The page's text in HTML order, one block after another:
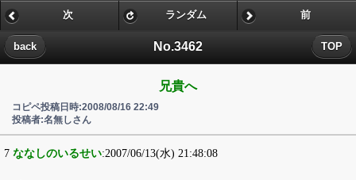
No.3462
back TOP
次 ランダム 前
兄貴へ
コピペ投稿日時:2008/08/16 22:49
投稿者:名無しさん
7 ななしのいるせい:2007/06/13(水) 21:48:08